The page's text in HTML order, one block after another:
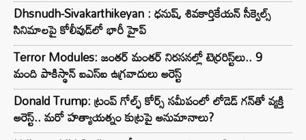
Dhsnudh-Sivakarthikeyan : ధనుష్, శివకార్తికేయన్ సీక్వెల్స్
సినిమాలపై కోలీవుడ్‌లో భారీ హైప్
Terror Modules: జంతర్ మంతర్ నిరసనల్లో టెర్రరిస్ట్‌లు.. 9
మంది పాకిస్థాన్ ఐఎస్ఐ ఉగ్రవాదులు అరెస్ట్
Donald Trump: ట్రంప్ గోల్ఫ్ కోర్స్ సమీపంలో లోడెడ్ గన్‌తో వ్యక్తి
అరెస్ట్.. మరో హత్యాయత్నం కుట్రపై అనుమానాలు?